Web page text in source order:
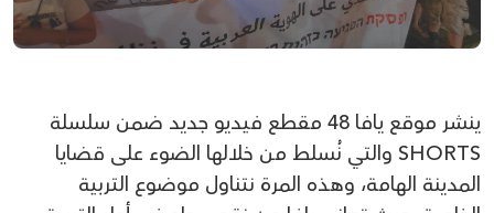
ينشر موقع يافا 48 مقطع فيديو جديد ضمن سلسلة
SHORTS والتي نُسلط من خلالها الضوء على قضايا
المدينة الهامة، وهذه المرة نتناول موضوع التربية